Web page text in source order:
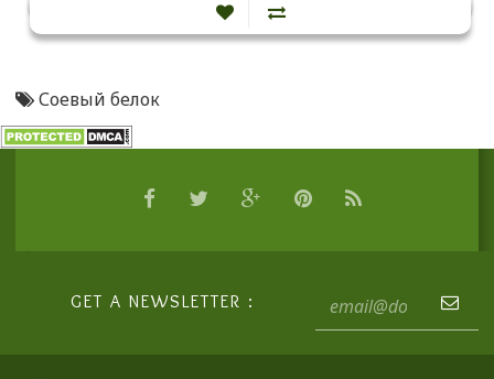
Соевый белок
GET A NEWSLETTER :